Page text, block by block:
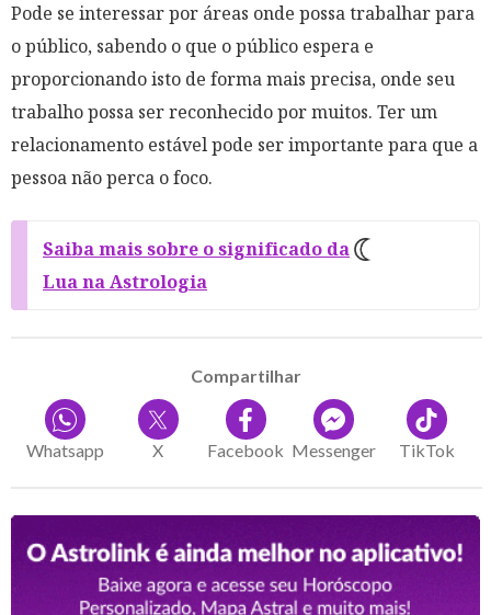
Pode se interessar por áreas onde possa trabalhar para
o público, sabendo o que o público espera e
proporcionando isto de forma mais precisa, onde seu
trabalho possa ser reconhecido por muitos. Ter um
relacionamento estável pode ser importante para que a
pessoa não perca o foco.
Saiba mais sobre o significado da
Lua na Astrologia
Compartilhar
Whatsapp X Facebook Messenger TikTok